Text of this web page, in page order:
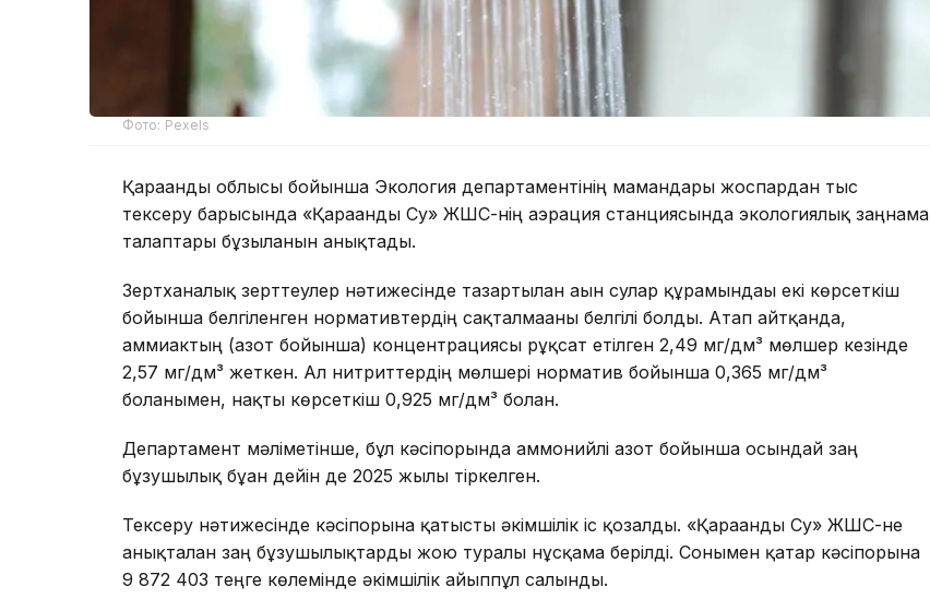
Фото: Pexels
Қарағанды облысы бойынша Экология департаментінің мамандары жоспардан тыс
тексеру барысында «Қарағанды Су» ЖШС-нің аэрация станциясында экологиялық заңнама
талаптары бұзылғанын анықтады.
Зертханалық зерттеулер нәтижесінде тазартылған ағын сулар құрамындағы екі көрсеткіш
бойынша белгіленген нормативтердің сақталмағаны белгілі болды. Атап айтқанда,
аммиактың (азот бойынша) концентрациясы рұқсат етілген 2,49 мг/дм³ мөлшер кезінде
2,57 мг/дм³ жеткен. Ал нитриттердің мөлшері норматив бойынша 0,365 мг/дм³
болғанымен, нақты көрсеткіш 0,925 мг/дм³ болған.
Департамент мәліметінше, бұл кәсіпорында аммонийлі азот бойынша осындай заң
бұзушылық бұған дейін де 2025 жылы тіркелген.
Тексеру нәтижесінде кәсіпорынға қатысты әкімшілік іс қозғалды. «Қарағанды Су» ЖШС-не
анықталған заң бұзушылықтарды жою туралы нұсқама берілді. Сонымен қатар кәсіпорынға
9 872 403 теңге көлемінде әкімшілік айыппұл салынды.